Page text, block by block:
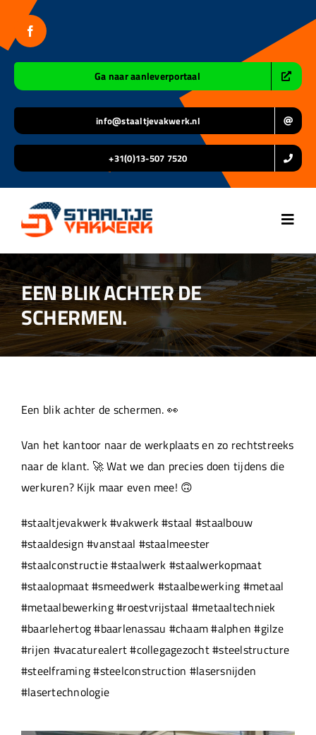
inhoud
Ga naar aanleverportaal
info@staaltjevakwerk.nl
+31(0)13-507 7520
Home
Over ons
Werken bij
EEN BLIK ACHTER DE
SCHERMEN.
Een blik achter de schermen. 👀
Van het kantoor naar de werkplaats en zo rechtstreeks
naar de klant. 🚀 Wat we dan precies doen tijdens die
werkuren? Kijk maar even mee! 🙃
#staaltjevakwerk #vakwerk #staal #staalbouw
#staaldesign #vanstaal #staalmeester
#staalconstructie #staalwerk #staalwerkopmaat
#staalopmaat #smeedwerk #staalbewerking #metaal
#metaalbewerking #roestvrijstaal #metaaltechniek
#baarlehertog #baarlenassau #chaam #alphen #gilze
#rijen #vacaturealert #collegagezocht #steelstructure
#steelframing #steelconstruction #lasersnijden
#lasertechnologie